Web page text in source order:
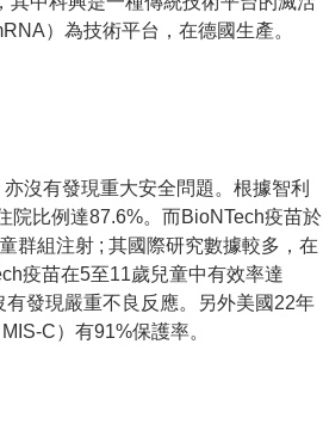
）為技術平台，在德國生產。
沒有發現重大安全問題。根據智利
院比例達87.6%。而BioNTech疫苗於
群組注射 ; 其國際研究數據較多 ，在
疫苗在5至11歲兒童中有效率達
有發現嚴重不良反應。另外美國22年
C）有91%保護率。